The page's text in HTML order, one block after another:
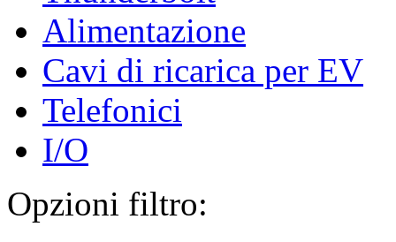
Alimentazione
Cavi di ricarica per EV
Telefonici
I/O
Opzioni filtro: